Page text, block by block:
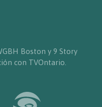
Boston y 9 Story
con TVOntario.